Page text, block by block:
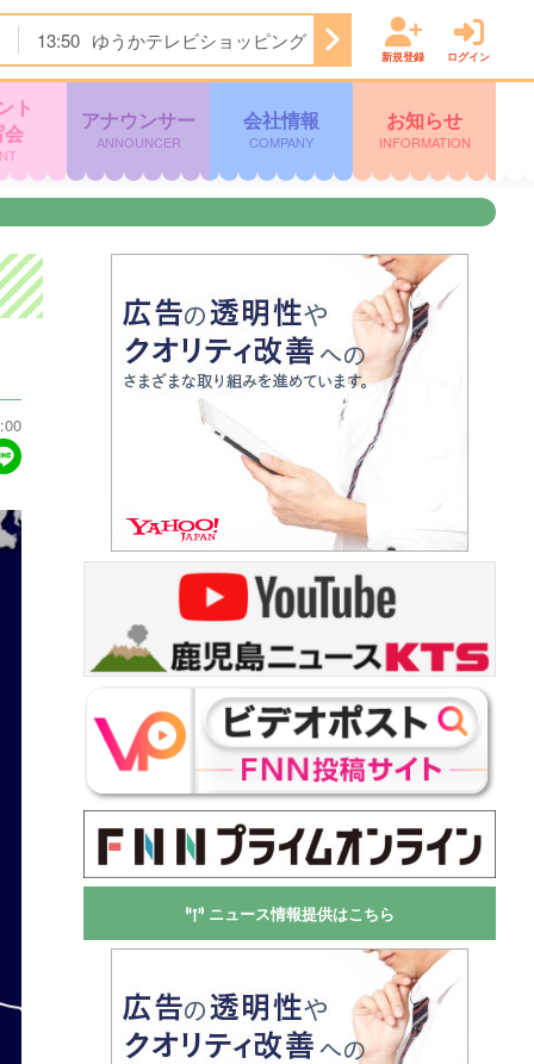
13:50 ゆうかテレビショッピング 14:20 Ａｉロボティク
新規登録 ログイン
ト
アナウンサー
ANNOUNCER
会社情報
COMPANY
お知らせ
INFORMATION
ニュース情報提供はこちら